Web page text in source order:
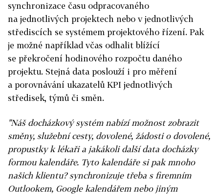
synchronizace času odpracovaného
na jednotlivých projektech nebo v jednotlivých
střediscích se systémem projektového řízení. Pak
je možné například včas odhalit blížící
se překročení hodinového rozpočtu daného
projektu. Stejná data poslouží i pro měření
a porovnávání ukazatelů KPI jednotlivých
středisek, týmů či směn.
"Náš docházkový systém nabízí možnost zobrazit
směny, služební cesty, dovolené, žádosti o dovolené,
propustky k lékaři a jakákoli další data docházky
formou kalendáře. Tyto kalendáře si pak mnoho
našich klientu? synchronizuje třeba s firemním
Outlookem, Google kalendářem nebo jiným